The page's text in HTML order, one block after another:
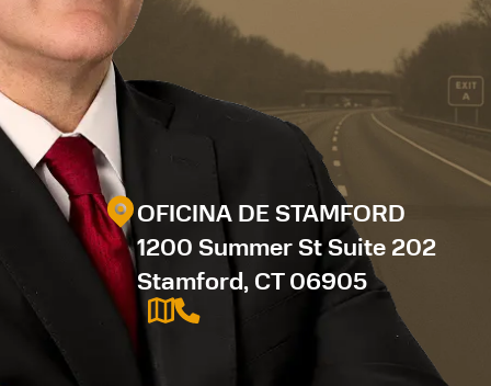
OFICINA DE STAMFORD
1200 Summer St Suite 202
Stamford, CT 06905